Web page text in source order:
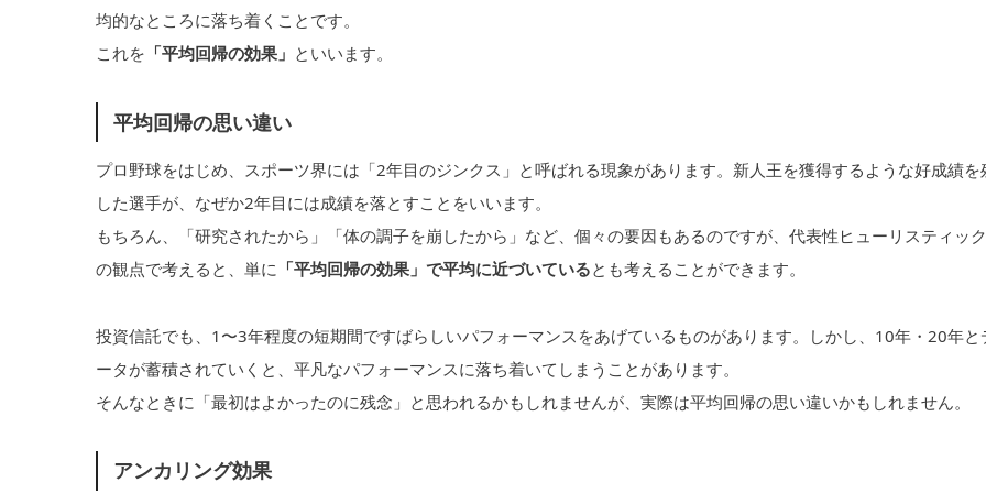
均的なところに落ち着くことです。
これを 「平均回帰の効果」 といいます。
平均回帰の思い違い
プロ野球をはじめ、スポーツ界には「2年目のジンクス」と呼ばれる現象があります。新人王を獲得するような好成績を
した選手が、なぜか2年目には成績を落とすことをいいます。
もちろん、「研究されたから」「体の調子を崩したから」など、個々の要因もあるのですが、代表性ヒューリスティック
の観点で考えると、単に 「平均回帰の効果」で平均に近づいているとも考えることができます。
投資信託でも、1〜3年程度の短期間ですばらしいパフォーマンスをあげているものがあります。しかし、10年・20年と
ータが蓄積されていくと、平凡なパフォーマンスに落ち着いてしまうことがあります。
そんなときに「最初はよかったのに残念」と思われるかもしれませんが、実際は平均回帰の思い違いかもしれません。
アンカリング効果